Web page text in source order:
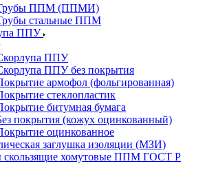
ППМ (ППМИ)
стальные ППМ
ППУ
ППУ
ППУ без покрытия
армофол (фольгированная)
стеклопластик
битумная бумага
покрытия (кожух оцинкованный)
оцинкованное
заглушка изоляции (МЗИ)
хомутовые ППМ ГОСТ Р